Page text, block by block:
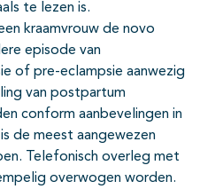
te lezen is.
kraamvrouw de novo
episode van
of pre-eclampsie aanwezig
van postpartum
conform aanbevelingen in
de meest aangewezen
Telefonisch overleg met
overwogen worden.